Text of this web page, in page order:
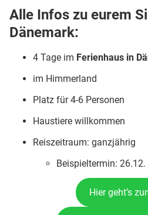
Alle Infos zu eurem
Dänemark:
4 Tage im Ferienhaus in
im Himmerland
Platz für 4-6 Personen
Haustiere willkommen
Reiszeitraum: ganzjährig
Beispieltermin:
Hier geht’s